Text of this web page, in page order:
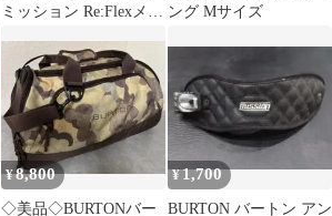
ミッション Re:Flexメン ング Mサイズ
¥8,800
◇美品◇BURTONバー
¥1,700
BURTON バートン アン